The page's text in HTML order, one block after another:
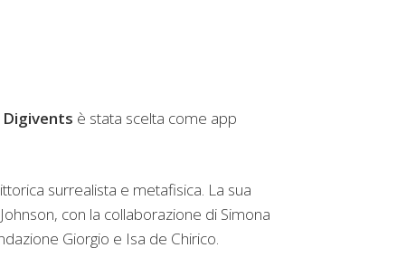
Digivents è stata scelta come app
surrealista e metafisica. La sua
con la collaborazione di Simona
Giorgio e Isa de Chirico.